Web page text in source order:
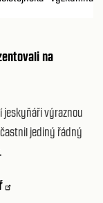
na
jeskyňáři výraznou
jediný řádný